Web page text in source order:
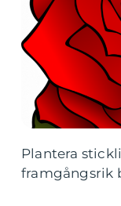
Plantera
framgångsrik